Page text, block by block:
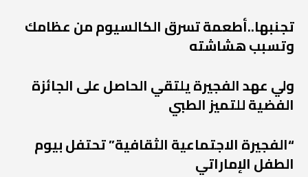
تجنبها..أطعمة تسرق الكالسيوم من عظامك
وتسبب هشاشته
ولي عهد الفجيرة يلتقي الحاصل على الجائزة
الفضية للتميز الطبي
“الفجيرة الاجتماعية الثقافية” تحتفل بيوم
الطفل الإماراتي